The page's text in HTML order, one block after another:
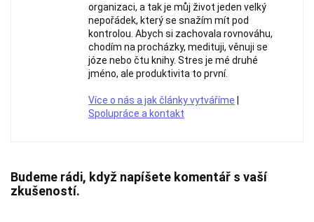
organizaci, a tak je můj život jeden velký
nepořádek, který se snažím mít pod
kontrolou. Abych si zachovala rovnováhu,
chodím na procházky, medituji, věnuji se
józe nebo čtu knihy. Stres je mé druhé
jméno, ale produktivita to první.
Více o nás a jak články vytváříme
Spolupráce a kontakt
Budeme rádi, když napíšete komentář s vaší
zkušeností.